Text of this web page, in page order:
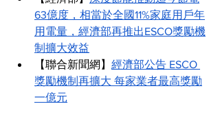
63億度，相當於全國11%家庭用戶年
用電量，經濟部再推出ESCO獎勵機
制擴大效益
【聯合新聞網】 經濟部公告 ESCO
獎勵機制再擴大 每家業者最高獎勵
一億元